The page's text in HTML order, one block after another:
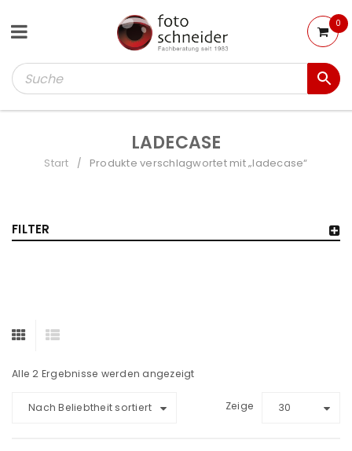
0
LADECASE
Start / Produkte verschlagwortet mit „ladecase“
FILTER
Alle 2 Ergebnisse werden angezeigt
Nach Beliebtheit sortiert Zeige 30